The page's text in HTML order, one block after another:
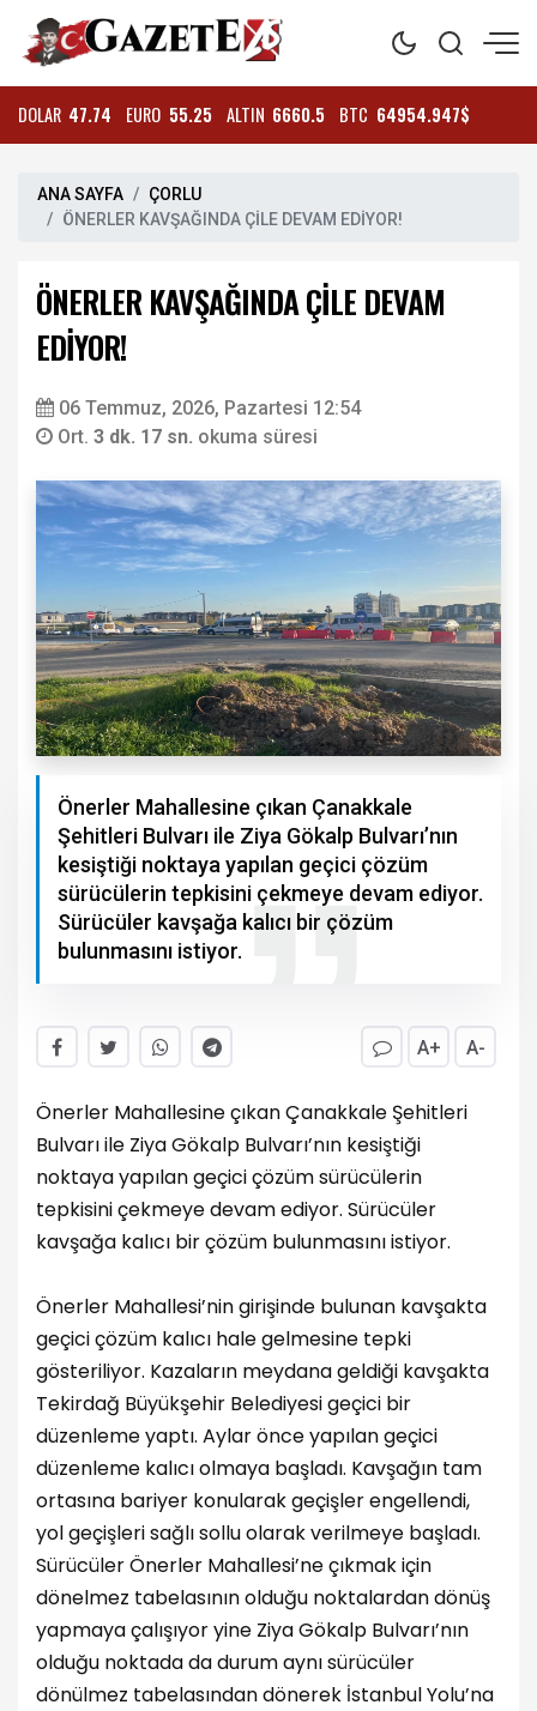
DOLAR 47.74 EURO 55.25 ALTIN 6660.5 BTC 64954.947$
ANA SAYFA
ÇORLU
ÖNERLER KAVŞAĞINDA ÇİLE DEVAM EDİYOR!
ÖNERLER KAVŞAĞINDA ÇİLE DEVAM
EDİYOR!
06 Temmuz, 2026, Pazartesi 12:54
Ort. 3 dk. 17 sn. okuma süresi
Önerler Mahallesine çıkan Çanakkale
Şehitleri Bulvarı ile Ziya Gökalp Bulvarı’nın
kesiştiği noktaya yapılan geçici çözüm
sürücülerin tepkisini çekmeye devam ediyor.
Sürücüler kavşağa kalıcı bir çözüm
bulunmasını istiyor.
A+ A-
Önerler Mahallesine çıkan Çanakkale Şehitleri
Bulvarı ile Ziya Gökalp Bulvarı’nın kesiştiği
noktaya yapılan geçici çözüm sürücülerin
tepkisini çekmeye devam ediyor. Sürücüler
kavşağa kalıcı bir çözüm bulunmasını istiyor.
Önerler Mahallesi’nin girişinde bulunan kavşakta
geçici çözüm kalıcı hale gelmesine tepki
gösteriliyor. Kazaların meydana geldiği kavşakta
Tekirdağ Büyükşehir Belediyesi geçici bir
düzenleme yaptı. Aylar önce yapılan geçici
düzenleme kalıcı olmaya başladı. Kavşağın tam
ortasına bariyer konularak geçişler engellendi,
yol geçişleri sağlı sollu olarak verilmeye başladı.
Sürücüler Önerler Mahallesi’ne çıkmak için
dönelmez tabelasının olduğu noktalardan dönüş
yapmaya çalışıyor yine Ziya Gökalp Bulvarı’nın
olduğu noktada da durum aynı sürücüler
dönülmez tabelasından dönerek İstanbul Yolu’na